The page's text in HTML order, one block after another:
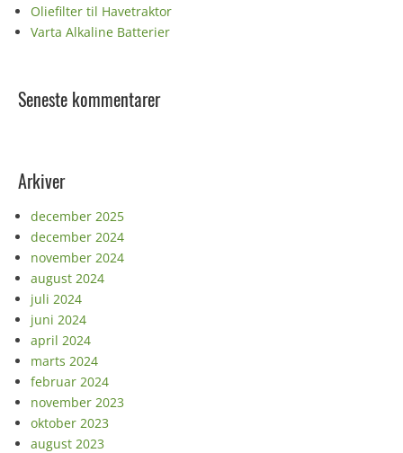
Oliefilter til Havetraktor
Varta Alkaline Batterier
Seneste kommentarer
Arkiver
december 2025
december 2024
november 2024
august 2024
juli 2024
juni 2024
april 2024
marts 2024
februar 2024
november 2023
oktober 2023
august 2023